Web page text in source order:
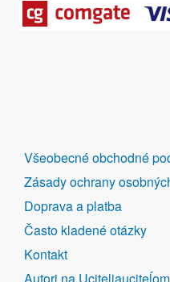
DALŠÍ
ODKAZY
Všeobecné obchodné
Zásady ochrany
Doprava a platba
Často kladené otázky
Kontakt